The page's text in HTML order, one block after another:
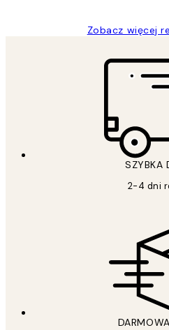
Zobacz więcej
SZYBKA
2-4 dni